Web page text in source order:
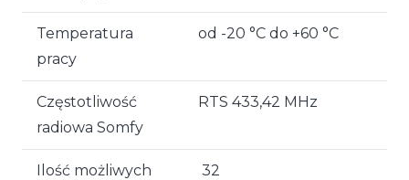
Temperatura
pracy
od -20 °C do +60 °C
Częstotliwość
radiowa Somfy
RTS 433,42 MHz
Ilość możliwych
32